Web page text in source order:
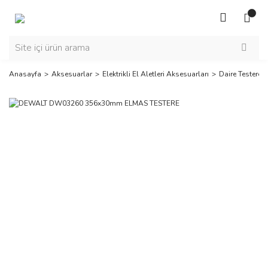
Anasayfa Aksesuarlar Elektrikli El Aletleri Aksesuarları Daire Testere